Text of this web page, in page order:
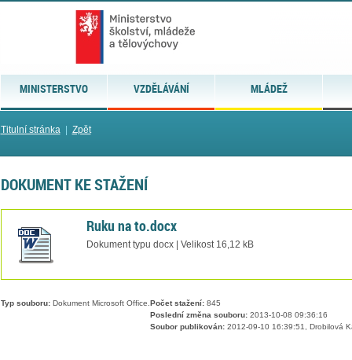
MINISTERSTVO VZDĚLÁVÁNÍ MLÁDEŽ
Titulní stránka| Zpět
DOKUMENT KE STAŽENÍ
Ruku na to.docx
Dokument typu docx | Velikost 16,12 kB
Typ souboru:Dokument Microsoft Office. Počet stažení:845
Poslední změna souboru:2013-10-08 09:36:16
Soubor publikován:2012-09-10 16:39:51, Drobilová